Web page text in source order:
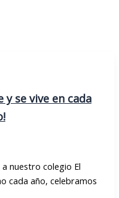
y se vive en cada
nuestro colegio El
cada año, celebramos